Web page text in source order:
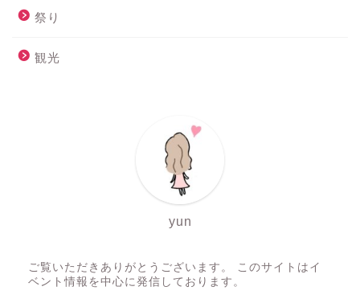
祭り
観光
yun
ご覧いただきありがとうございます。 このサイトはイ
ベント情報を中心に発信しております。